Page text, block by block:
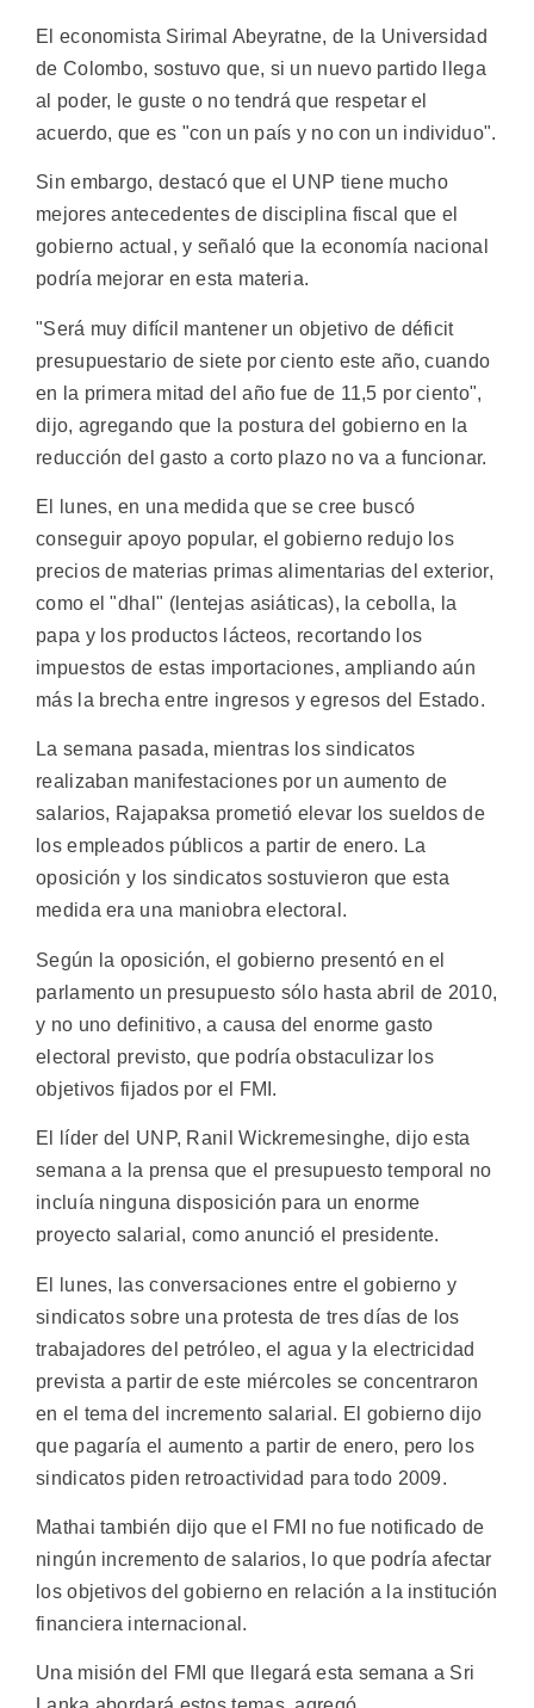
El economista Sirimal Abeyratne, de la Universidad
de Colombo, sostuvo que, si un nuevo partido llega
al poder, le guste o no tendrá que respetar el
acuerdo, que es "con un país y no con un individuo".
Sin embargo, destacó que el UNP tiene mucho
mejores antecedentes de disciplina fiscal que el
gobierno actual, y señaló que la economía nacional
podría mejorar en esta materia.
"Será muy difícil mantener un objetivo de déficit
presupuestario de siete por ciento este año, cuando
en la primera mitad del año fue de 11,5 por ciento",
dijo, agregando que la postura del gobierno en la
reducción del gasto a corto plazo no va a funcionar.
El lunes, en una medida que se cree buscó
conseguir apoyo popular, el gobierno redujo los
precios de materias primas alimentarias del exterior,
como el "dhal" (lentejas asiáticas), la cebolla, la
papa y los productos lácteos, recortando los
impuestos de estas importaciones, ampliando aún
más la brecha entre ingresos y egresos del Estado.
La semana pasada, mientras los sindicatos
realizaban manifestaciones por un aumento de
salarios, Rajapaksa prometió elevar los sueldos de
los empleados públicos a partir de enero. La
oposición y los sindicatos sostuvieron que esta
medida era una maniobra electoral.
Según la oposición, el gobierno presentó en el
parlamento un presupuesto sólo hasta abril de 2010,
y no uno definitivo, a causa del enorme gasto
electoral previsto, que podría obstaculizar los
objetivos fijados por el FMI.
El líder del UNP, Ranil Wickremesinghe, dijo esta
semana a la prensa que el presupuesto temporal no
incluía ninguna disposición para un enorme
proyecto salarial, como anunció el presidente.
El lunes, las conversaciones entre el gobierno y
sindicatos sobre una protesta de tres días de los
trabajadores del petróleo, el agua y la electricidad
prevista a partir de este miércoles se concentraron
en el tema del incremento salarial. El gobierno dijo
que pagaría el aumento a partir de enero, pero los
sindicatos piden retroactividad para todo 2009.
Mathai también dijo que el FMI no fue notificado de
ningún incremento de salarios, lo que podría afectar
los objetivos del gobierno en relación a la institución
financiera internacional.
Una misión del FMI que llegará esta semana a Sri